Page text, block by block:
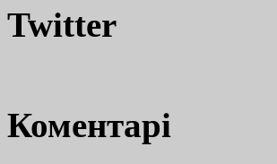
Twitter
Коментарі